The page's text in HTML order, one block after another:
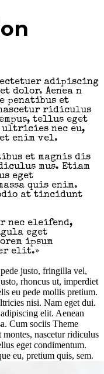
adipiscing
dolor. Aenea n
penatibus et
ridiculus
tellus eget
ultricies nec eu,
enim vel.
et magnis dis
mus. Etiam
eget
quis enim.
at tincidunt
nec eleifend,
eget
ipsum
elit.»
justo, fringilla vel,
rhoncus ut, imperdiet
eu pede mollis pretium.
nisi. Nam eget dui.
elit. Aenean
Cum sociis Theme
nascetur ridiculus
eget condimentum.
eu, pretium quis, sem.